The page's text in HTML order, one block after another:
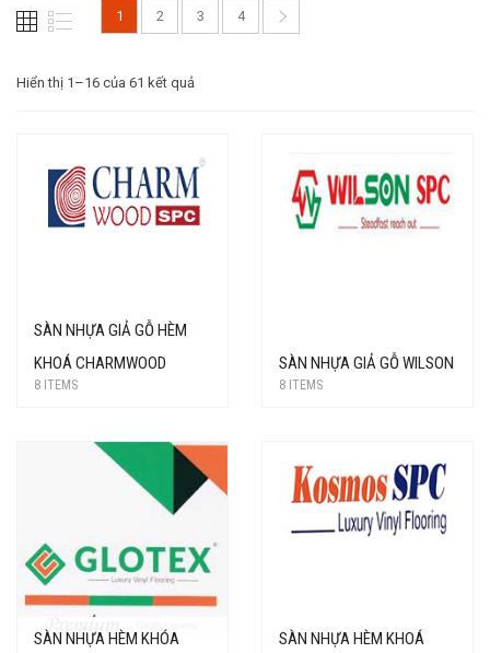
1 2 3 4
Hiển thị 1–16 của 61 kết quả
SÀN NHỰA GIẢ GỖ HÈM
KHOÁ CHARMWOOD
8 ITEMS
SÀN NHỰA GIẢ GỖ WILSON
8 ITEMS
SÀN NHỰA HÈM KHÓA SÀN NHỰA HÈM KHOÁ